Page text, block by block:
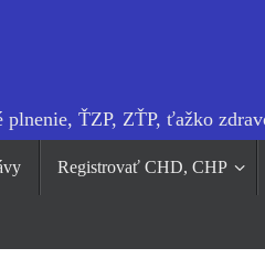
ŤZP, ZŤP, ťažko
Registrovať CHD, CHP